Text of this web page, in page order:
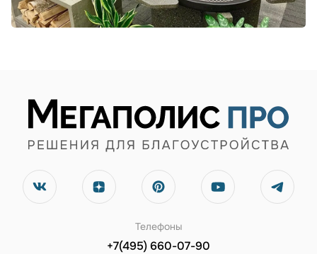
Телефоны
+7(495) 660-07-90